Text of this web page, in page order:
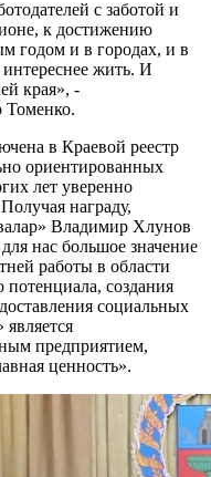
с заботой и
к достижению
годом и в городах, и в
жить. И
края», -
Томенко.
в Краевой реестр
ориентированных
лет уверенно
награду,
Владимир Хлунов
нас большое значение
работы в области
создания
социальных
предприятием,
ценность».